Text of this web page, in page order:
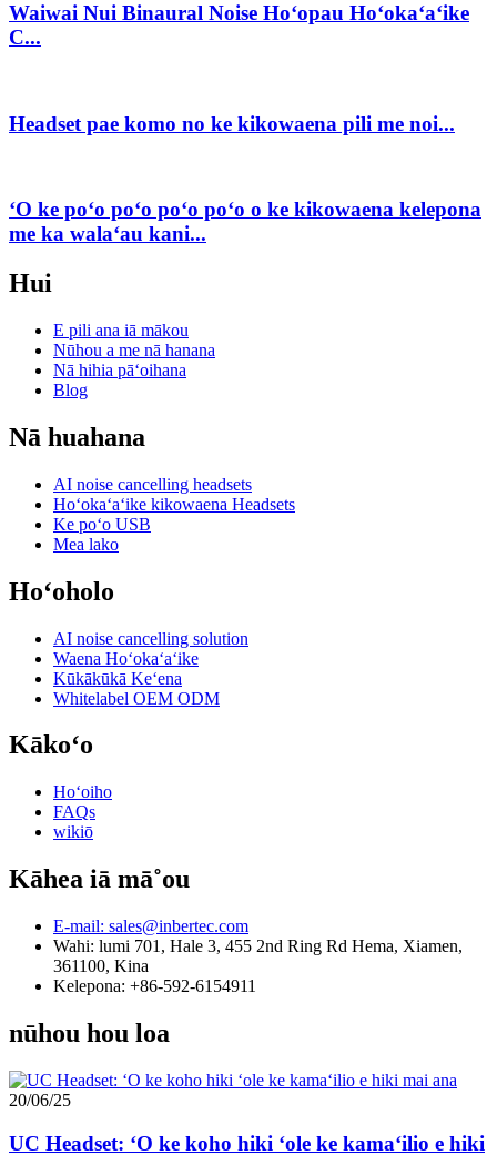
Waiwai Nui Binaural Noise Hoʻopau Hoʻokaʻaʻike
C...
Headset pae komo no ke kikowaena pili me noi...
ʻO ke poʻo poʻo poʻo poʻo o ke kikowaena kelepona
me ka walaʻau kani...
Hui
E pili ana iā mākou
Nūhou a me nā hanana
Nā hihia pāʻoihana
Blog
Nā huahana
AI noise cancelling headsets
Hoʻokaʻaʻike kikowaena Headsets
Ke poʻo USB
Mea lako
Hoʻoholo
AI noise cancelling solution
Waena Hoʻokaʻaʻike
Kūkākūkā Keʻena
Whitelabel OEM ODM
Kākoʻo
Hoʻoiho
FAQs
wikiō
Kāhea iā mā˚ou
E-mail: sales@inbertec.com
Wahi: lumi 701, Hale 3, 455 2nd Ring Rd Hema, Xiamen,
361100, Kina
Kelepona: +86-592-6154911
nūhou hou loa
20/06/25
UC Headset: ʻO ke koho hiki ʻole ke kamaʻilio e hiki